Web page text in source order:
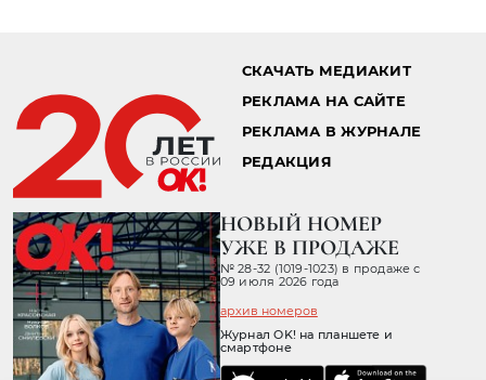
22.10.2016 13:10
ЛЕОНАРДО ДИ КАПРИО МОГ
ПОГИБНУТЬ ВО ВРЕМЯ СЪЕМОК
ДОКУМЕНТАЛЬНОГО ФИЛЬМА
Происшествие случилось во время
подводной экспедиции на Галапагосских
островах.